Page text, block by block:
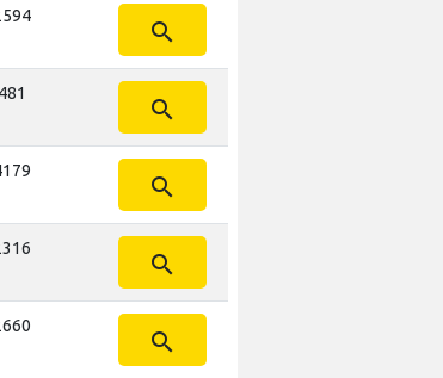
search
481
search
search
search
search